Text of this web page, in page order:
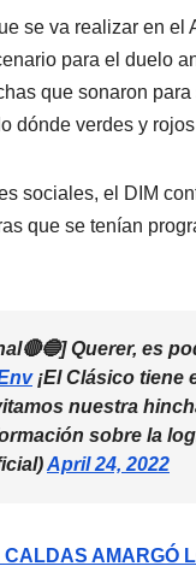
se va realizar en
para el duelo
que sonaron
dónde verdes y
sociales, el DIM
que se tenían
Querer, es
¡El Clásico tiene
nuestra
sobre la
April 24, 2022
CALDAS AMARGÓ